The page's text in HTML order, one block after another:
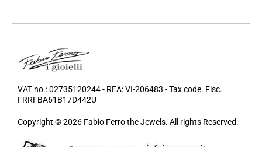
VAT no.: 02735120244 - REA: VI-206483 - Tax code. Fisc.
FRRFBA61B17D442U
Copyright © 2026 Fabio Ferro the Jewels. All rights Reserved.